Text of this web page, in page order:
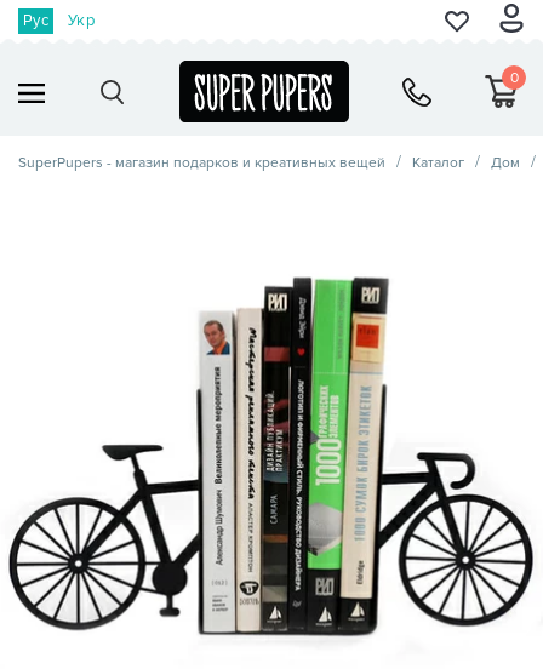
Рус Укр
0
SuperPupers - магазин подарков и креативных вещей Каталог Дом